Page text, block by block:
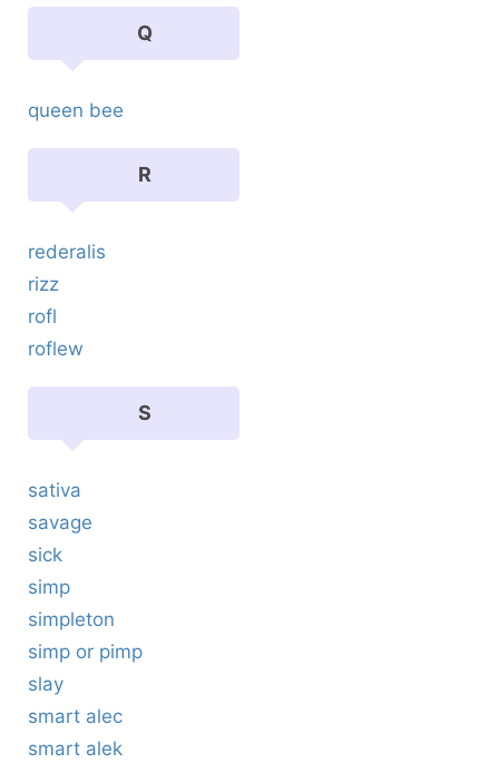
Q
queen bee
R
rederalis
rizz
rofl
roflew
S
sativa
savage
sick
simp
simpleton
simp or pimp
slay
smart alec
smart alek